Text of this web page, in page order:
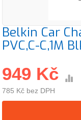
Belkin Car
PVC,C-C,1M
949 Kč
785 Kč bez DPH